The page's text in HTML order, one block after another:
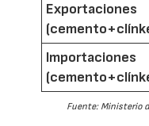
Exportaciones
Importaciones
Fuente: Ministerio